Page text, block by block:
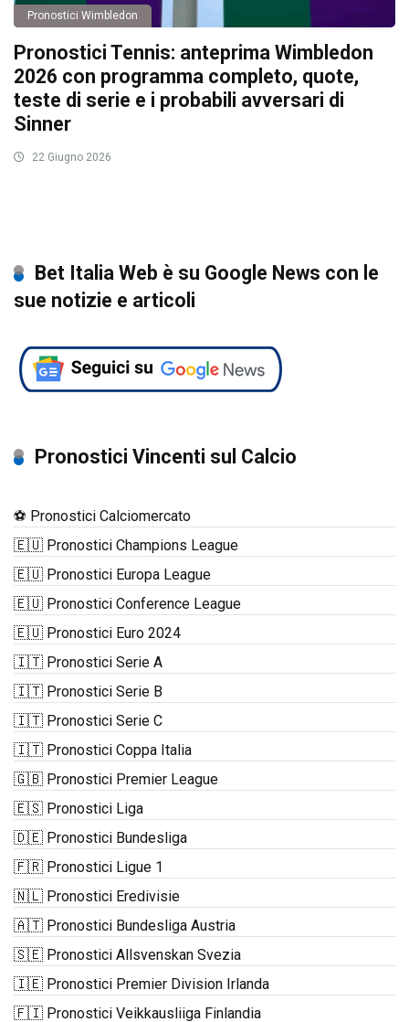
Pronostici Wimbledon
Pronostici Tennis: anteprima Wimbledon
2026 con programma completo, quote,
teste di serie e i probabili avversari di
Sinner
22 Giugno 2026
Bet Italia Web è su Google News con le
sue notizie e articoli
Pronostici Vincenti sul Calcio
⚽ Pronostici Calciomercato
🇪🇺 Pronostici Champions League
🇪🇺 Pronostici Europa League
🇪🇺 Pronostici Conference League
🇪🇺 Pronostici Euro 2024
🇮🇹 Pronostici Serie A
🇮🇹 Pronostici Serie B
🇮🇹 Pronostici Serie C
🇮🇹 Pronostici Coppa Italia
🇬🇧 Pronostici Premier League
🇪🇸 Pronostici Liga
🇩🇪 Pronostici Bundesliga
🇫🇷 Pronostici Ligue 1
🇳🇱 Pronostici Eredivisie
🇦🇹 Pronostici Bundesliga Austria
🇸🇪 Pronostici Allsvenskan Svezia
🇮🇪 Pronostici Premier Division Irlanda
🇫🇮 Pronostici Veikkausliiga Finlandia